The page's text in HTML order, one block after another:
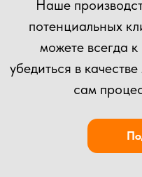
ОСТАВЬТЕ
НА